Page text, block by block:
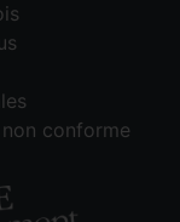
conforme